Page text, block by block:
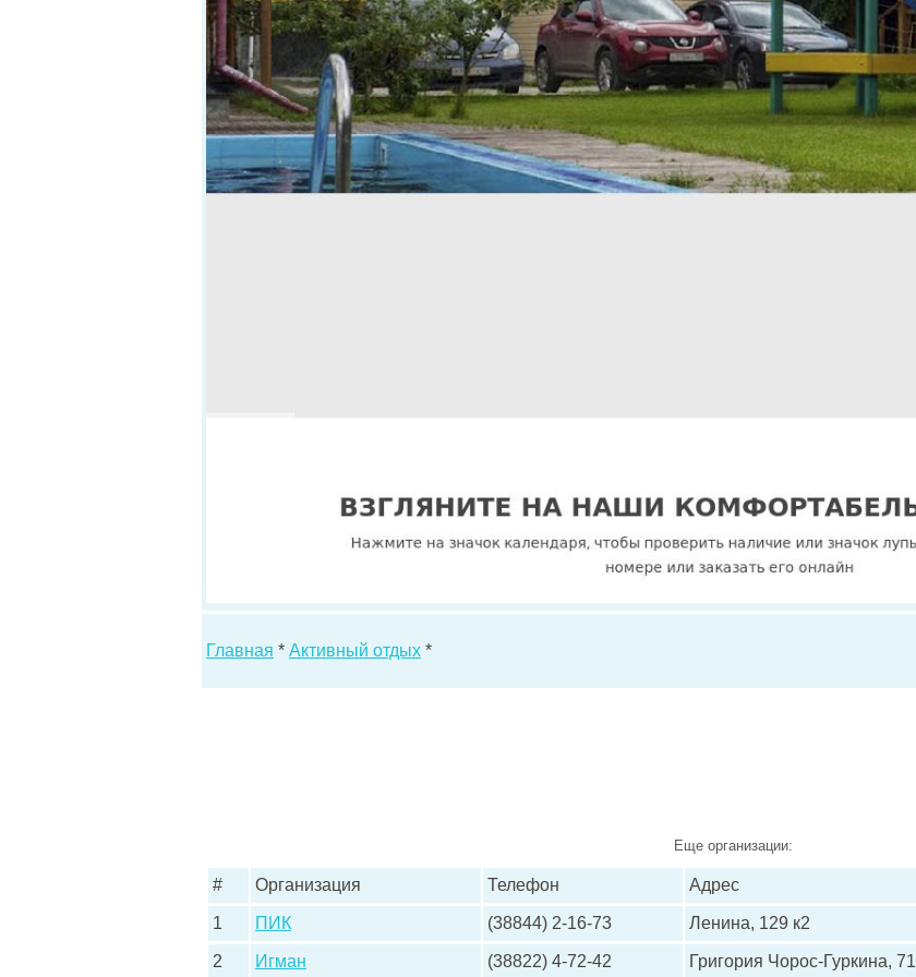
Главная * Активный отдых *
Еще организации:
# Организация Телефон Адрес
1 ПИК (38844) 2-16-73 Ленина, 129 к2
2 Игман (38822) 4-72-42 Григория Чорос-Гуркина, 71